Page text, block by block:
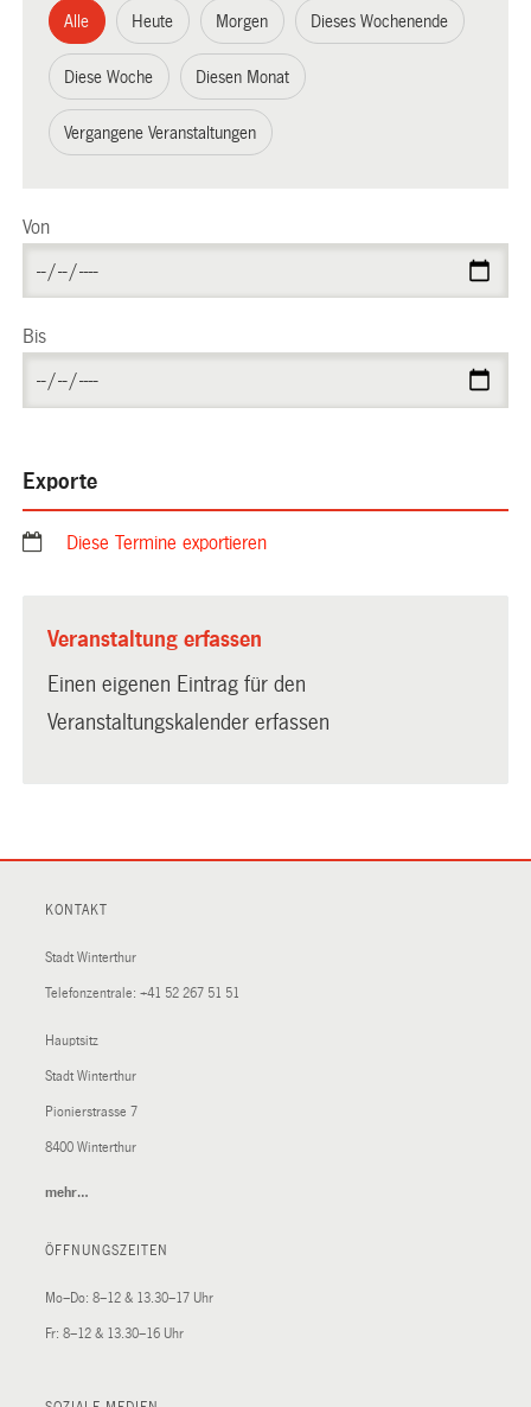
Alle Heute Morgen Dieses Wochenende
Diese Woche Diesen Monat
Vergangene Veranstaltungen
Von
Bis
Exporte
Diese Termine exportieren
Veranstaltung erfassen
Einen eigenen Eintrag für den
Veranstaltungskalender erfassen
KONTAKT
Stadt Winterthur
Telefonzentrale: +41 52 267 51 51
Hauptsitz
Stadt Winterthur
Pionierstrasse 7
8400 Winterthur
mehr…
ÖFFNUNGSZEITEN
Mo–Do: 8–12 & 13.30–17 Uhr
Fr: 8–12 & 13.30–16 Uhr